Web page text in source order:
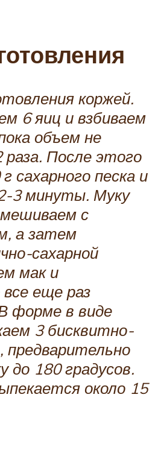
коржей.
6 яиц и взбиваем
объем не
раза. После этого
сахарного песка и
3 минуты. Муку
с
а затем
сахарной
мак и
еще раз
форме в виде
3 бисквитно-
предварительно
до 180 градусов.
около 15